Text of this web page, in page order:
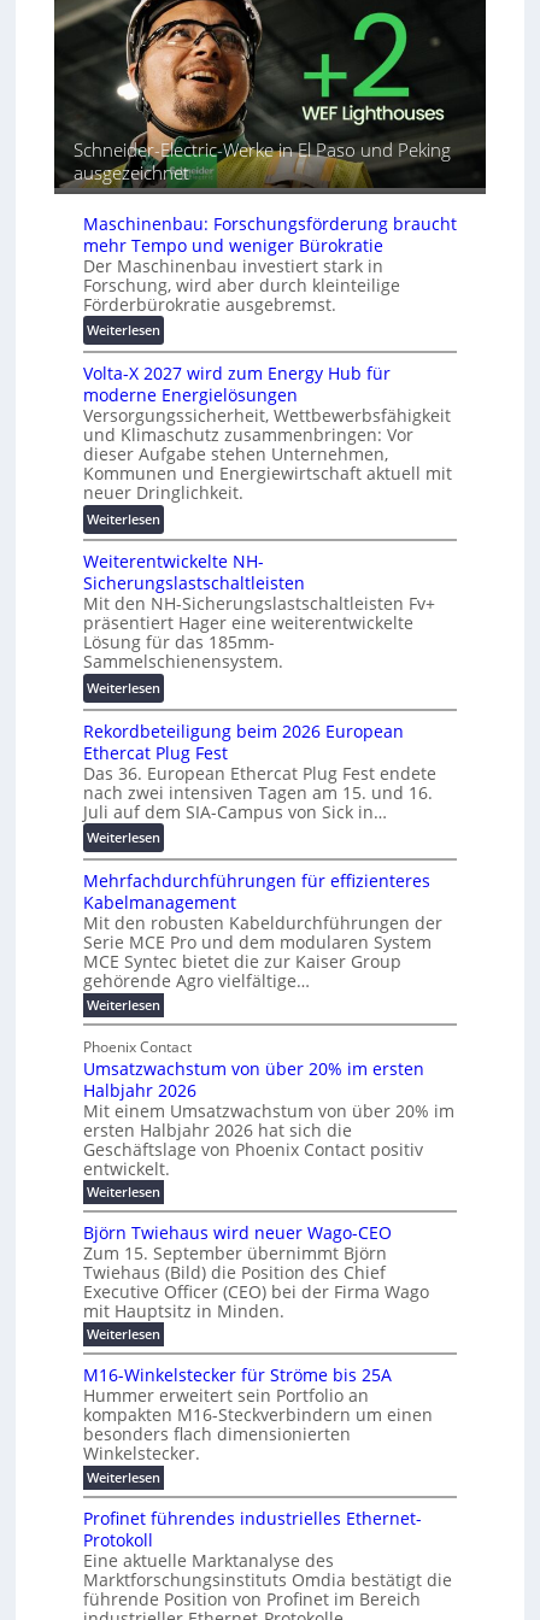
e
A
u
t
o
m
a
t
i
i
e
r
u
n
g
s
ö
s
u
n
g
e
n
o
r
i
a
l
e
i
h
b
i
n
d
e
G
e
r
t
e
s
c
h
u
t
z
u
n
d
d
i
g
i
a
l
e
T
r
a
n
s
p
a
r
e
n
z
Schneider-Electric-Werke in El Paso und Peking
ausgezeichnet
Maschinenbau: Forschungsförderung braucht
mehr Tempo und weniger Bürokratie
Der Maschinenbau investiert stark in
Forschung, wird aber durch kleinteilige
Förderbürokratie ausgebremst.
Weiterlesen:
M
a
s
c
h
i
n
e
n
b
a
u
:
F
o
r
s
h
u
n
g
s
f
r
d
e
r
u
n
g
b
r
a
u
c
h
t
m
e
h
r
T
e
m
p
o
u
n
d
w
e
n
i
e
r
B
Volta-X 2027 wird zum Energy Hub für
moderne Energielösungen
Versorgungssicherheit, Wettbewerbsfähigkeit
und Klimaschutz zusammenbringen: Vor
dieser Aufgabe stehen Unternehmen,
Kommunen und Energiewirtschaft aktuell mit
neuer Dringlichkeit.
Weiterlesen:
V
o
l
t
a
-
X
2
0
2
7
w
i
r
d
z
u
m
E
n
e
r
g
u
b
f
ü
r
m
o
d
e
r
n
e
E
e
r
g
i
e
l
ö
u
n
g
Weiterentwickelte NH-
Sicherungslastschaltleisten
Mit den NH-Sicherungslastschaltleisten Fv+
präsentiert Hager eine weiterentwickelte
Lösung für das 185mm-
Sammelschienensystem.
Weiterlesen:
W
e
i
t
e
r
e
n
t
w
i
c
k
e
l
e
N
H
-
S
i
c
h
e
r
u
n
g
s
l
a
s
t
s
c
h
a
t
l
e
Rekordbeteiligung beim 2026 European
Ethercat Plug Fest
Das 36. European Ethercat Plug Fest endete
nach zwei intensiven Tagen am 15. und 16.
Juli auf dem SIA-Campus von Sick in…
Weiterlesen:
R
e
k
o
r
d
b
e
t
e
i
l
i
g
u
n
g
b
e
i
m
2
0
2
6
E
u
r
o
p
e
a
E
Mehrfachdurchführungen für effizienteres
Kabelmanagement
Mit den robusten Kabeldurchführungen der
Serie MCE Pro und dem modularen System
MCE Syntec bietet die zur Kaiser Group
gehörende Agro vielfältige…
Weiterlesen:
M
h
r
f
a
c
h
d
u
r
c
f
ü
h
u
n
g
e
n
f
ü
r
e
ff
i
z
i
e
t
e
e
Phoenix Contact
Umsatzwachstum von über 20% im ersten
Halbjahr 2026
Mit einem Umsatzwachstum von über 20% im
ersten Halbjahr 2026 hat sich die
Geschäftslage von Phoenix Contact positiv
entwickelt.
Weiterlesen:
U
m
s
a
t
w
a
c
h
s
t
u
m
v
o
n
ü
b
e
2
0
%
i
Björn Twiehaus wird neuer Wago-CEO
Zum 15. September übernimmt Björn
Twiehaus (Bild) die Position des Chief
Executive Officer (CEO) bei der Firma Wago
mit Hauptsitz in Minden.
Weiterlesen:
B
j
ö
r
n
T
w
i
e
h
a
w
i
M16-Winkelstecker für Ströme bis 25A
Hummer erweitert sein Portfolio an
kompakten M16-Steckverbindern um einen
besonders flach dimensionierten
Winkelstecker.
Weiterlesen:
M
1
6
W
i
n
k
Profinet führendes industrielles Ethernet-
Protokoll
Eine aktuelle Marktanalyse des
Marktforschungsinstituts Omdia bestätigt die
führende Position von Profinet im Bereich